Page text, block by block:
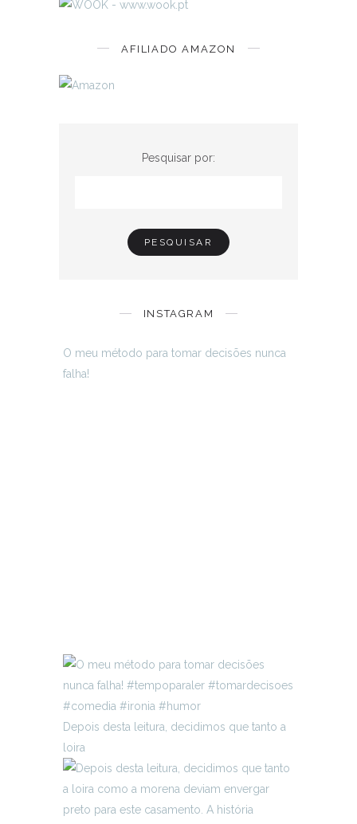
AFILIADO AMAZON
Pesquisar por:
INSTAGRAM
O meu método para tomar decisões nunca
falha!
Depois desta leitura, decidimos que tanto a
loira